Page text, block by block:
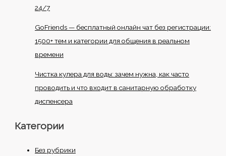
24/7
GoFriends — бесплатный онлайн чат без регистрации:
1500+ тем и категории для общения в реальном
времени
Чистка кулера для воды: зачем нужна, как часто
проводить и что входит в санитарную обработку
диспенсера
Категории
Без рубрики